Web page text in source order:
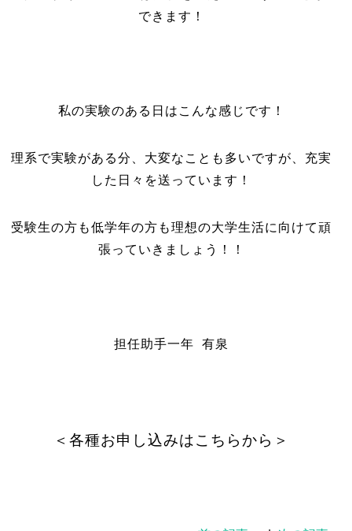
できます！
私の実験のある日はこんな感じです！
理系で実験がある分、大変なことも多いですが、充実
した日々を送っています！
受験生の方も低学年の方も理想の大学生活に向けて頑
張っていきましょう！！
担任助手一年 有泉
＜各種お申し込みはこちらから＞